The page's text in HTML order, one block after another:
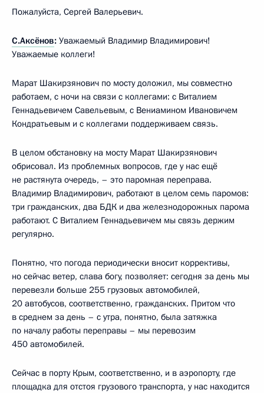
Пожалуйста, Сергей Валерьевич.
С.Аксёнов: Уважаемый Владимир Владимирович!
Уважаемые коллеги!
Марат Шакирзянович по мосту доложил, мы совместно
работаем, с ночи на связи с коллегами: с Виталием
Геннадьевичем Савельевым, с Вениамином Ивановичем
Кондратьевым и с коллегами поддерживаем связь.
В целом обстановку на мосту Марат Шакирзянович
обрисовал. Из проблемных вопросов, где у нас ещё
не растянута очередь, – это паромная переправа.
Владимир Владимирович, работают в целом семь паромов:
три гражданских, два БДК и два железнодорожных парома
работают. С Виталием Геннадьевичем мы связь держим
регулярно.
Понятно, что погода периодически вносит коррективы,
но сейчас ветер, слава богу, позволяет: сегодня за день мы
перевезли больше 255 грузовых автомобилей,
20 автобусов, соответственно, гражданских. Притом что
в среднем за день – с утра, понятно, была затяжка
по началу работы переправы – мы перевозим
450 автомобилей.
Сейчас в порту Крым, соответственно, и в аэропорту, где
площадка для отстоя грузового транспорта, у нас находится